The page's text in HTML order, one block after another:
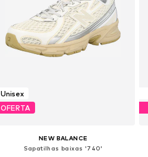
Unisex
OFERTA
NEW BALANCE
Sapatilhas baixas '740'